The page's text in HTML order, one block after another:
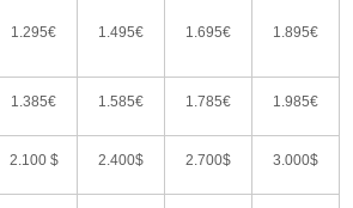
1.295€ 1.495€ 1.695€ 1.895€
1.385€ 1.585€ 1.785€ 1.985€
2.100 $ 2.400$ 2.700$ 3.000$